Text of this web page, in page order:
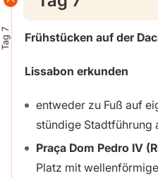
Tag 7 Frühstücken auf der
Lissabon erkunden
entweder zu Fuß auf
stündige Stadtführung
Praça Dom Pedro IV
Platz mit